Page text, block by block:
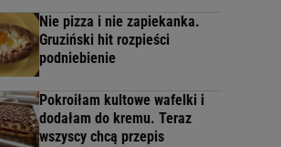
Nie pizza i nie zapiekanka.
Gruziński hit rozpieści
podniebienie
Pokroiłam kultowe wafelki i
dodałam do kremu. Teraz
wszyscy chcą przepis